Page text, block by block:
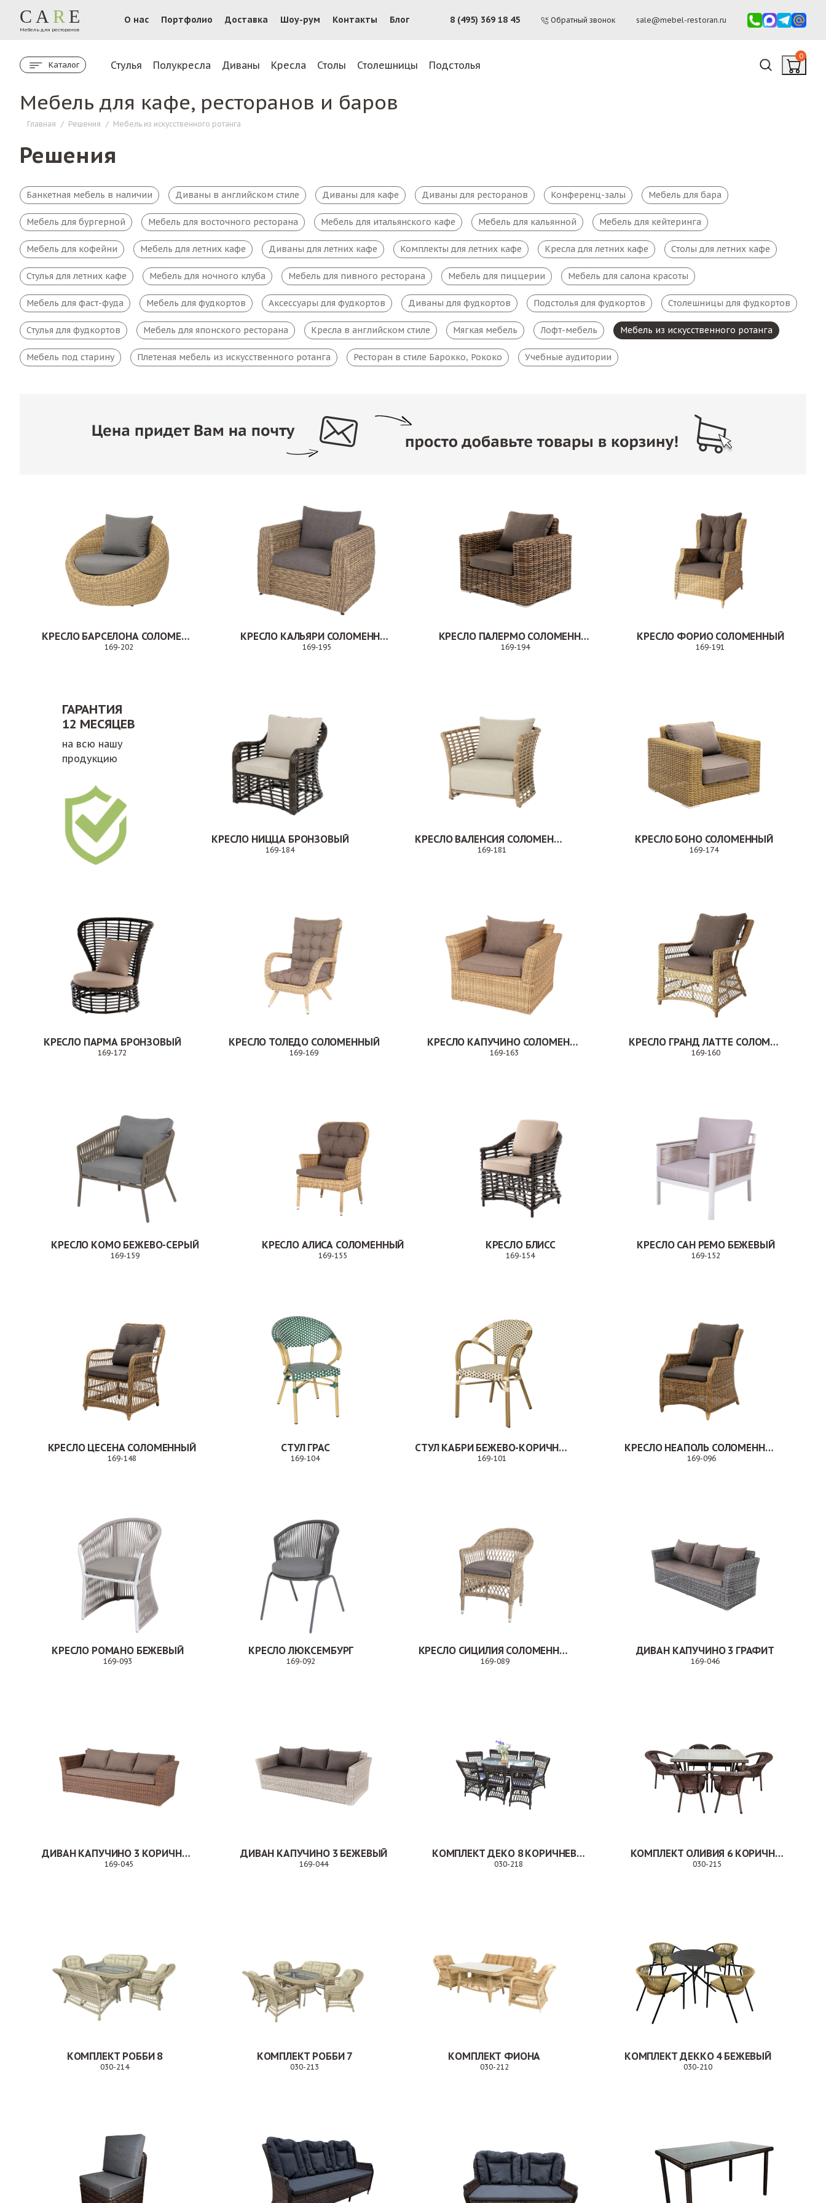
CA R E
Мебель для ресторанов
О нас Портфолио Доставка Шоу-рум Контакты Блог 8 (495) 369 18 45 Обратный звонок sale@mebel-restoran.ru
Каталог Стулья Полукресла Диваны Кресла Столы Столешницы Подстолья
0
Мебель для кафе, ресторанов и баров
Главная / Решения / Мебель из искусственного ротанга
Решения
Банкетная мебель в наличии Диваны в английском стиле Диваны для кафе Диваны для ресторанов Конференц-залы Мебель для бара
Мебель для бургерной Мебель для восточного ресторана Мебель для итальянского кафе Мебель для кальянной Мебель для кейтеринга
Мебель для кофейни Мебель для летних кафе Диваны для летних кафе Комплекты для летних кафе Кресла для летних кафе Столы для летних кафе
Стулья для летних кафе Мебель для ночного клуба Мебель для пивного ресторана Мебель для пиццерии Мебель для салона красоты
Мебель для фаст-фуда Мебель для фудкортов Аксессуары для фудкортов Диваны для фудкортов Подстолья для фудкортов Столешницы для фудкортов
Стулья для фудкортов Мебель для японского ресторана Кресла в английском стиле Мягкая мебель Лофт-мебель Мебель из искусственного ротанга
Мебель под старину Плетеная мебель из искусственного ротанга Ресторан в стиле Барокко, Рококо Учебные аудитории
КРЕСЛО БАРСЕЛОНА СОЛОМЕННЫЙ
169-202
КРЕСЛО КАЛЬЯРИ СОЛОМЕННЫЙ
169-195
КРЕСЛО ПАЛЕРМО СОЛОМЕННЫЙ
169-194
КРЕСЛО ФОРИО СОЛОМЕННЫЙ
169-191
ГАРАНТИЯ
12 МЕСЯЦЕВ
на всю нашу
продукцию
КРЕСЛО НИЦЦА БРОНЗОВЫЙ
169-184
КРЕСЛО ВАЛЕНСИЯ СОЛОМЕННЫЙ
169-181
КРЕСЛО БОНО СОЛОМЕННЫЙ
169-174
КРЕСЛО ПАРМА БРОНЗОВЫЙ
169-172
КРЕСЛО ТОЛЕДО СОЛОМЕННЫЙ
169-169
КРЕСЛО КАПУЧИНО СОЛОМЕННЫЙ
169-163
КРЕСЛО ГРАНД ЛАТТЕ СОЛОМЕННЫЙ
169-160
КРЕСЛО КОМО БЕЖЕВО-СЕРЫЙ
169-159
КРЕСЛО АЛИСА СОЛОМЕННЫЙ
169-155
КРЕСЛО БЛИСС
169-154
КРЕСЛО САН РЕМО БЕЖЕВЫЙ
169-152
КРЕСЛО ЦЕСЕНА СОЛОМЕННЫЙ
169-148
СТУЛ ГРАС
169-104
СТУЛ КАБРИ БЕЖЕВО-КОРИЧНЕВЫЙ
169-101
КРЕСЛО НЕАПОЛЬ СОЛОМЕННЫЙ
169-096
КРЕСЛО РОМАНО БЕЖЕВЫЙ
169-093
КРЕСЛО ЛЮКСЕМБУРГ
169-092
КРЕСЛО СИЦИЛИЯ СОЛОМЕННЫЙ
169-089
ДИВАН КАПУЧИНО 3 ГРАФИТ
169-046
ДИВАН КАПУЧИНО 3 КОРИЧНЕВЫЙ
169-045
ДИВАН КАПУЧИНО 3 БЕЖЕВЫЙ
169-044
КОМПЛЕКТ ДЕКО 8 КОРИЧНЕВЫЙ
030-218
КОМПЛЕКТ ОЛИВИЯ 6 КОРИЧНЕВЫЙ
030-215
КОМПЛЕКТ РОББИ 8
030-214
КОМПЛЕКТ РОББИ 7
030-213
КОМПЛЕКТ ФИОНА
030-212
КОМПЛЕКТ ДЕККО 4 БЕЖЕВЫЙ
030-210